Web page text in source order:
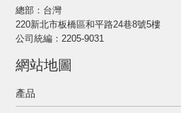
總部：台灣
220新北市板橋區和平路24巷8號5樓
公司統編：2205-9031
網站地圖
產品